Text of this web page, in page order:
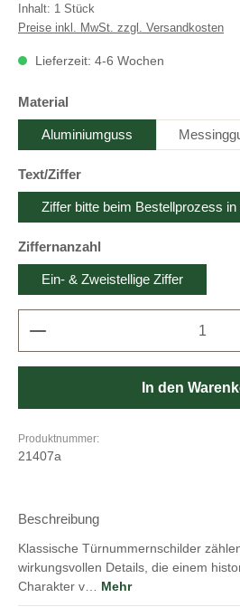
Inhalt: 1 Stück
Preise inkl. MwSt. zzgl. Versandkosten
Lieferzeit: 4-6 Wochen
Material
Aluminiumguss
Text/Zifferauswählen
Ziffer bitte beim Bestellprozess
Ziffernanzahl
Ein- & Zweistellige Ziffer
Produkt Anzahl: Gib den
In den
Produktnummer:
21407a
Beschreibung
Klassische Türnummernschilder
wirkungsvollen Details, die einem
Charakter v… Mehr